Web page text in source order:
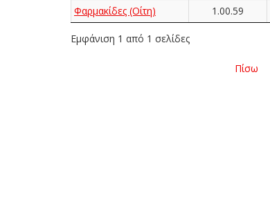
Φαρμακίδες (Οίτη)
1.00.59
Εμφάνιση 1 από 1 σελίδες
Πίσω